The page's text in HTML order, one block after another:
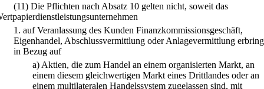
(11) Die Pflichten nach Absatz 10 gelten nicht, soweit das
1. auf Veranlassung des Kunden Finanzkommissionsgeschäft,
Eigenhandel, Abschlussvermittlung oder Anlagevermittlung
in Bezug auf
a) Aktien, die zum Handel an einem organisierten Markt, an
einem diesem gleichwertigen Markt eines Drittlandes oder an
einem multilateralen Handelssystem zugelassen sind, mit